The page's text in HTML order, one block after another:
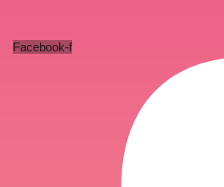
Facebook-f